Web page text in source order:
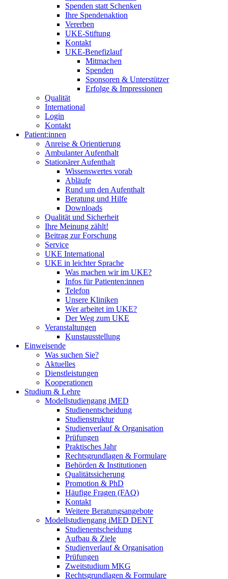
Spenden statt Schenken
Ihre Spendenaktion
Vererben
UKE-Stiftung
Kontakt
UKE-Benefizlauf
Mitmachen
Spenden
Sponsoren & Unterstützer
Erfolge & Impressionen
Qualität
International
Login
Kontakt
Patient:innen
Anreise & Orientierung
Ambulanter Aufenthalt
Stationärer Aufenthalt
Wissenswertes vorab
Abläufe
Rund um den Aufenthalt
Beratung und Hilfe
Downloads
Qualität und Sicherheit
Ihre Meinung zählt!
Beitrag zur Forschung
Service
UKE International
UKE in leichter Sprache
Was machen wir im UKE?
Infos für Patienten:innen
Telefon
Unsere Kliniken
Wer arbeitet im UKE?
Der Weg zum UKE
Veranstaltungen
Kunstausstellung
Einweisende
Was suchen Sie?
Aktuelles
Dienstleistungen
Kooperationen
Studium & Lehre
Modellstudiengang iMED
Studienentscheidung
Studienstruktur
Studienverlauf & Organisation
Prüfungen
Praktisches Jahr
Rechtsgrundlagen & Formulare
Behörden & Institutionen
Qualitätssicherung
Promotion & PhD
Häufige Fragen (FAQ)
Kontakt
Weitere Beratungsangebote
Modellstudiengang iMED DENT
Studienentscheidung
Aufbau & Ziele
Studienverlauf & Organisation
Prüfungen
Zweitstudium MKG
Rechtsgrundlagen & Formulare